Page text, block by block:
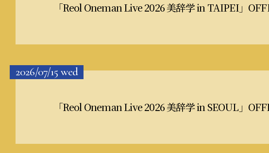
「Reol Oneman Live 2026 美辞学 in TAIPEI」
2026/07/15 wed
「Reol Oneman Live 2026 美辞学 in SEOUL」